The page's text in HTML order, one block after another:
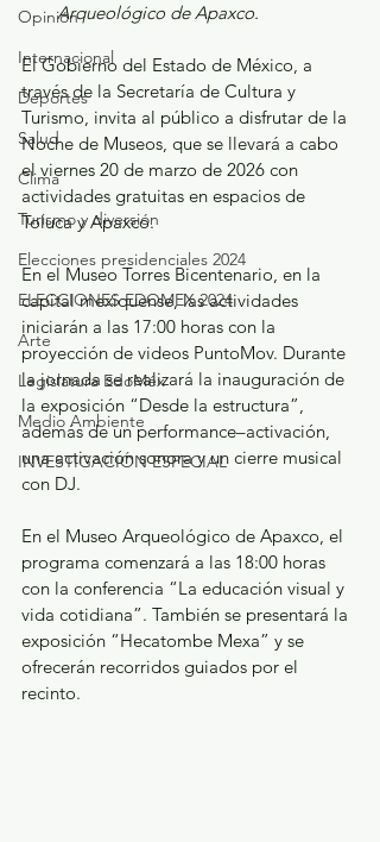
Opinión
Internacional
Deportes
Salud
Clima
Turismo y diversión
Elecciones presidenciales 2024
ELECCIONES EDOMEX 2024
Arte
Legislatura EdoMéx
Medio Ambiente
INVESTIGACIÓN ESPECIAL
Arqueológico de Apaxco.
El Gobierno del Estado de México, a
través de la Secretaría de Cultura y
Turismo, invita al público a disfrutar de la
Noche de Museos, que se llevará a cabo
el viernes 20 de marzo de 2026 con
actividades gratuitas en espacios de
Toluca y Apaxco.
En el Museo Torres Bicentenario, en la
capital mexiquense, las actividades
iniciarán a las 17:00 horas con la
proyección de videos PuntoMov. Durante
la jornada se realizará la inauguración de
la exposición “Desde la estructura”,
además de un performance–activación,
una activación sonora y un cierre musical
con DJ.
En el Museo Arqueológico de Apaxco, el
programa comenzará a las 18:00 horas
con la conferencia “La educación visual y
vida cotidiana”. También se presentará la
exposición “Hecatombe Mexa” y se
ofrecerán recorridos guiados por el
recinto.